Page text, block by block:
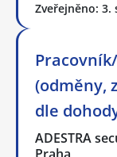
Zveřejněno: 3.
(odměny,
dle
ADESTRA